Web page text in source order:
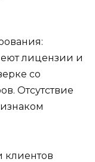
лицензии и
со
Отсутствие
клиентов